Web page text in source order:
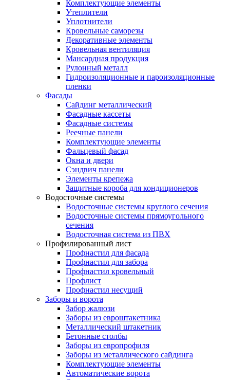
Комплектующие элементы
Утеплители
Уплотнители
Кровельные саморезы
Декоративные элементы
Кровельная вентиляция
Мансардная продукция
Рулонный металл
Гидроизоляционные и пароизоляционные
пленки
Фасады
Сайдинг металлический
Фасадные кассеты
Фасадные системы
Реечные панели
Комплектующие элементы
Фальцевый фасад
Окна и двери
Сэндвич панели
Элементы крепежа
Защитные короба для кондиционеров
Водосточные системы
Водосточные системы круглого сечения
Водосточные системы прямоугольного
сечения
Водосточная система из ПВХ
Профилированный лист
Профнастил для фасада
Профнастил для забора
Профнастил кровельный
Профлист
Профнастил несущий
Заборы и ворота
Забор жалюзи
Заборы из евроштакетника
Металлический штакетник
Бетонные столбы
Заборы из европрофиля
Заборы из металлического сайдинга
Комплектующие элементы
Автоматические ворота